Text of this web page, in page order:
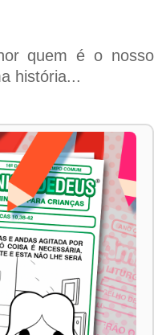
quem é o nosso
história...